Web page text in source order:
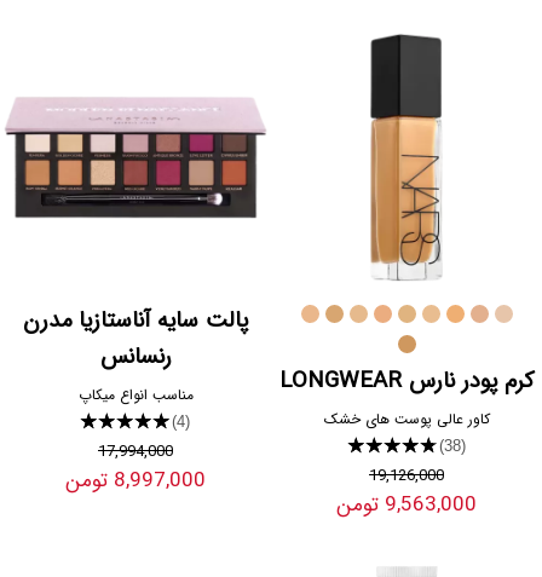
کرم پودر نارس LONGWEAR
کاور عالی پوست های خشک
★★★★★(38)
19,126,000
9,563,000 تومن
پالت سایه آناستازیا مدرن
رنسانس
مناسب انواع میکاپ
★★★★★(4)
17,994,000
8,997,000 تومن